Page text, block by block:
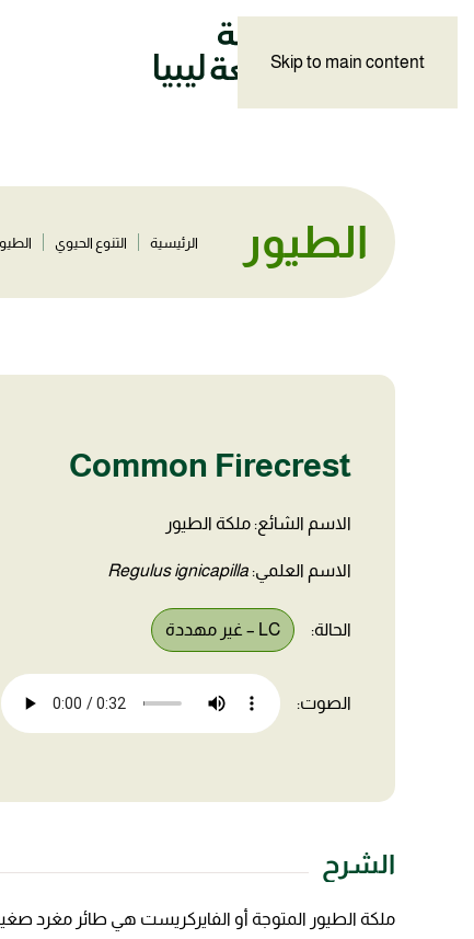
Skip to main content
الطيور الرئيسية التنوع الحيوي
Common Firecrest
الاسم الشائع: ملكة الطيور
الاسم العلمي: Regulus ignicapilla
الحالة: LC – غير مهددة
الصوت:
الشرح
ملكة الطيور المتوجة أو الفايركريست هي طائر مغرد